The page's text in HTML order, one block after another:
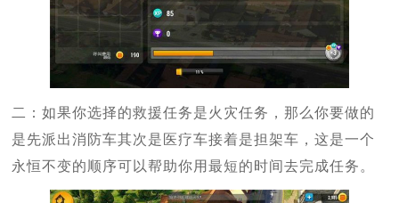
二：如果你选择的救援任务是火灾任务，那么你要做的
是先派出消防车其次是医疗车接着是担架车，这是一个
永恒不变的顺序可以帮助你用最短的时间去完成任务。